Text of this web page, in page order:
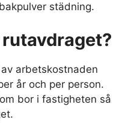
städning.
arbetskostnaden
år och per person.
bor i fastigheten så